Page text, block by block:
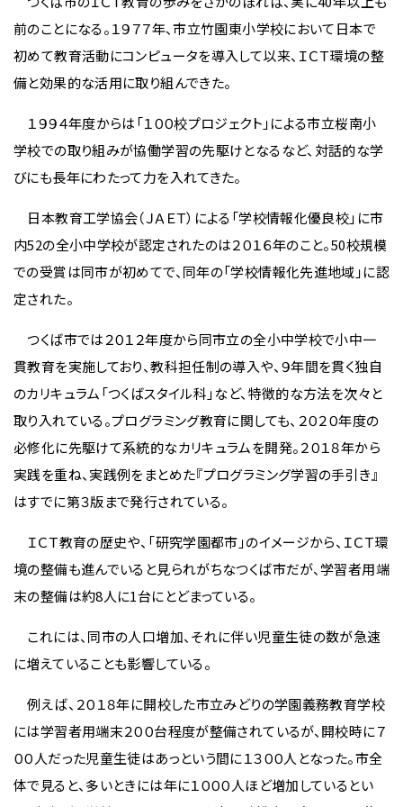
前のことになる。１９７７年、市立竹園東小学校において日本で
初めて教育活動にコンピュータを導入して以来、ＩＣＴ環境の整
備と効果的な活用に取り組んできた。
１９９４年度からは「１００校プロジェクト」による市立桜南小
学校での取り組みが協働学習の先駆けとなるなど、対話的な学
びにも長年にわたって力を入れてきた。
日本教育工学協会（ＪＡＥＴ）による「学校情報化優良校」に市
内52の全小中学校が認定されたのは２０１６年のこと。50校規模
での受賞は同市が初めてで、同年の「学校情報化先進地域」に認
定された。
つくば市では２０１２年度から同市立の全小中学校で小中一
貫教育を実施しており、教科担任制の導入や、９年間を貫く独自
のカリキュラム「つくばスタイル科」など、特徴的な方法を次々と
取り入れている。プログラミング教育に関しても、２０２０年度の
必修化に先駆けて系統的なカリキュラムを開発。２０１８年から
実践を重ね、実践例をまとめた『プログラミング学習の手引き』
はすでに第３版まで発行されている。
ＩＣＴ教育の歴史や、「研究学園都市」のイメージから、ＩＣＴ環
境の整備も進んでいると見られがちなつくば市だが、学習者用端
末の整備は約8人に1台にとどまっている。
これには、同市の人口増加、それに伴い児童生徒の数が急速
に増えていることも影響している。
例えば、２０１８年に開校した市立みどりの学園義務教育学校
には学習者用端末２００台程度が整備されているが、開校時に７
００人だった児童生徒はあっという間に１３００人となった。市全
体で見ると、多いときには年に１０００人ほど増加しているとい